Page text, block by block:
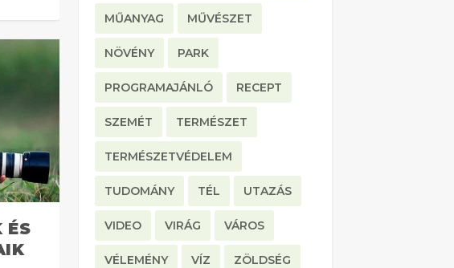
ÉS
MŰANYAG MŰVÉSZET
NÖVÉNY PARK
PROGRAMAJÁNLÓ RECEPT
SZEMÉT TERMÉSZET
TERMÉSZETVÉDELEM
TUDOMÁNY TÉL UTAZÁS
VIDEO VIRÁG VÁROS
VÉLEMÉNY VÍZ ZÖLDSÉG